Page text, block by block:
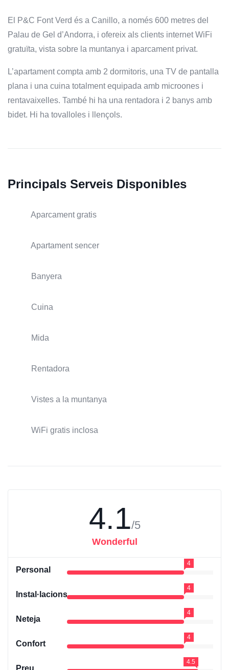
El P&C Font Verd és a Canillo, a només 600 metres del
Palau de Gel d’Andorra, i ofereix als clients internet WiFi
gratuïta, vista sobre la muntanya i aparcament privat.
L’apartament compta amb 2 dormitoris, una TV de pantalla
plana i una cuina totalment equipada amb microones i
rentavaixelles. També hi ha una rentadora i 2 banys amb
bidet. Hi ha tovalloles i llençols.
Principals Serveis Disponibles
Aparcament gratis
Apartament sencer
Banyera
Cuina
Mida
Rentadora
Vistes a la muntanya
WiFi gratis inclosa
4.1/5
Wonderful
Personal
4
Instal·lacions
4
Neteja
4
Confort
4
Preu
4.5